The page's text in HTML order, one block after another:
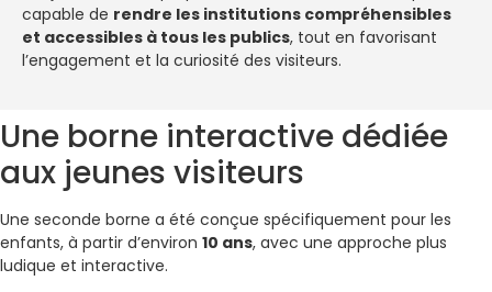
capable de rendre les institutions compréhensibles
et accessibles à tous les publics, tout en favorisant
l’engagement et la curiosité des visiteurs.
Une borne interactive dédiée
aux jeunes visiteurs
Une seconde borne a été conçue spécifiquement pour les
enfants, à partir d’environ 10 ans, avec une approche plus
ludique et interactive.